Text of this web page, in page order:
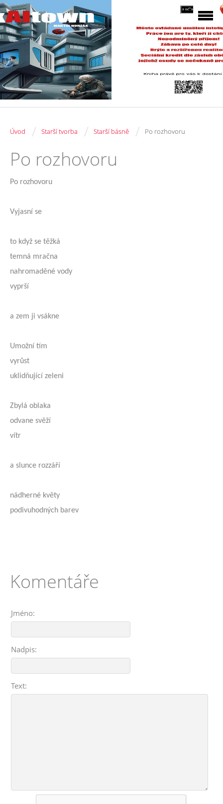
Úvod / Starší tvorba / Starší básně / Po rozhovoru
Po rozhovoru
Po rozhovoru
Vyjasní se
to když se těžká
temná mračna
nahromaděné vody
vyprší
a zem ji vsákne
Umožní tím
vyrůst
uklidňující zeleni
Zbylá oblaka
odvane svěží
vítr
a slunce rozzáří
nádherné květy
podivuhodných barev
Komentáře
Jméno:
Nadpis:
Text: